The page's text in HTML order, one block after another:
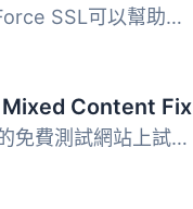
WP Force SSL可以幫助你將不安全的HTTP流量重定向到安全的HTT...
Mixed Content Fix
在你的免費測試網站上試用：點擊這裡 => https://tastewp....